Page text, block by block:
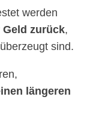
werden
zurück,
sind.
längeren